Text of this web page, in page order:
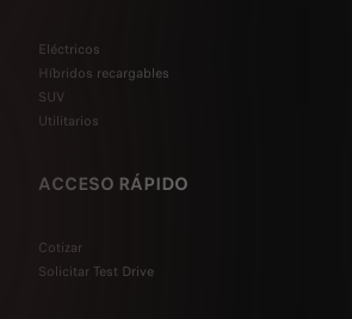
Eléctricos
Híbridos recargables
SUV
Utilitarios
ACCESO RÁPIDO
Cotizar
Solicitar Test Drive